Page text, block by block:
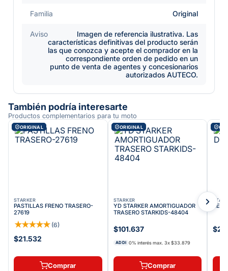
Familia Original
Aviso
Imagen de referencia ilustrativa. Las
características definitivas del producto serán
las que conozca y acepte el comprador en la
correspondiente orden de pedido en un
punto de venta de agentes y concesionarios
autorizados AUTECO.
También podría interesarte
Productos complementarios para tu moto
ORIGINAL
STARKER
PASTILLAS FRENO TRASERO-
27619
★★★★★ (6)
$21.532
Comprar
ORIGINAL
STARKER
YD STARKER AMORTIGUADOR
TRASERO STARKIDS-48404
$101.637
ADDI 0% interés max. 3x$33.879
Comprar